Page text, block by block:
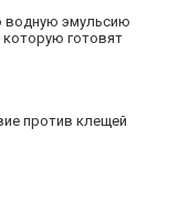
водную эмульсию
которую готовят
против клещей